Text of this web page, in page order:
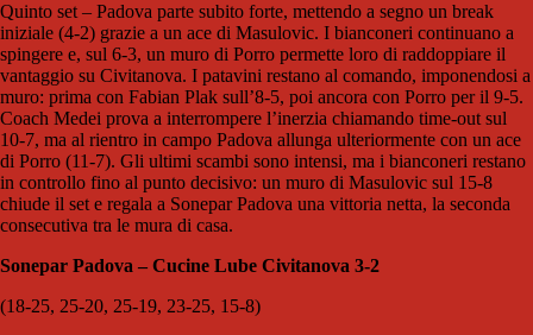
Quinto set – Padova parte subito forte, mettendo a segno un break
iniziale (4-2) grazie a un ace di Masulovic. I bianconeri continuano a
spingere e, sul 6-3, un muro di Porro permette loro di raddoppiare il
vantaggio su Civitanova. I patavini restano al comando, imponendosi a
muro: prima con Fabian Plak sull’8-5, poi ancora con Porro per il 9-5.
Coach Medei prova a interrompere l’inerzia chiamando time-out sul
10-7, ma al rientro in campo Padova allunga ulteriormente con un ace
di Porro (11-7). Gli ultimi scambi sono intensi, ma i bianconeri restano
in controllo fino al punto decisivo: un muro di Masulovic sul 15-8
chiude il set e regala a Sonepar Padova una vittoria netta, la seconda
consecutiva tra le mura di casa.
Sonepar Padova – Cucine Lube Civitanova 3-2
(18-25, 25-20, 25-19, 23-25, 15-8)